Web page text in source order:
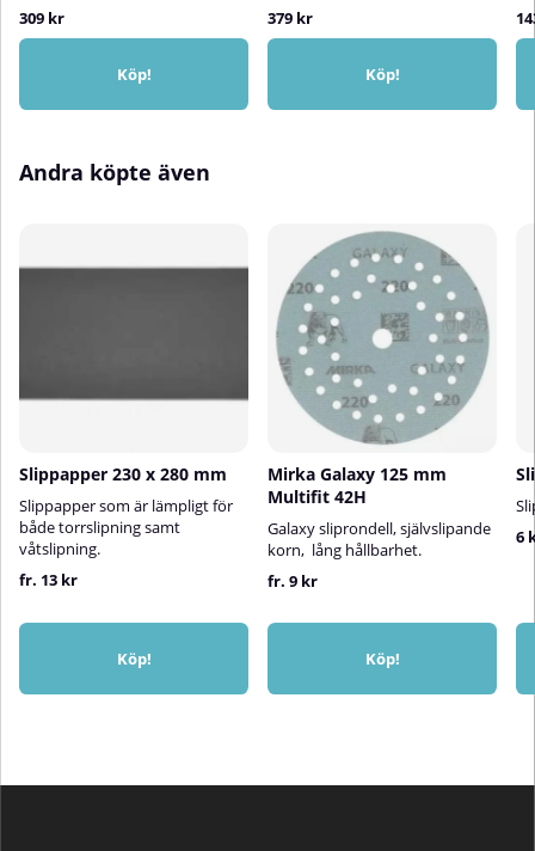
309 kr
Köp!
379 kr
Köp!
Andra köpte även
Slippapper 230 x 280 mm
Slippapper som är lämpligt för
både torrslipning samt
våtslipning.
fr. 13 kr
Köp!
Mirka Galaxy 125 mm
Multifit 42H
Galaxy sliprondell, självslipande
korn, lång hållbarhet.
fr. 9 kr
Köp!
6